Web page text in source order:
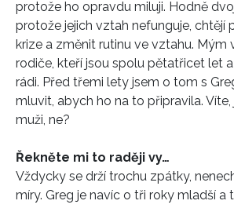
protože ho opravdu miluji. Hodně
protože jejich vztah nefunguje, chtějí
krize a změnit rutinu ve vztahu. Mým
rodiče, kteří jsou spolu pětatřicet let
rádi. Před třemi lety jsem o tom s
mluvit, abych ho na to připravila.
muži, ne?
Řekněte mi to raději vy…
Vždycky se drží trochu zpátky,
míry. Greg je navíc o tři roky mladší a